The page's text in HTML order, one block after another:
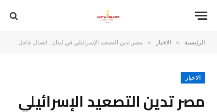
الرئيسية » الاخبار » مصر تدين التصعيد الإسرائيلي في لبنان.. اتصال عاجل بين وزير الخارجية ورئيس الحكومة اللبنانية
الاخبار
مصر تدين التصعيد الإسرائيلي